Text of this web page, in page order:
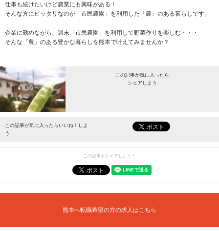
仕事も続けたいけど農業にも興味がある！
そんな方にピッタリなのが「市民農園」を利用した「農」のある暮らしです。
企業に勤めながら、週末「市民農園」を利用して野菜作りを楽しむ・・・
そんな「農」のある豊かな暮らしを熊本で叶えてみませんか？
この記事が気に入ったら
シェアしよう
最新情報をお届けします。
この記事が気に入ったらいいね！しよ
う
この記事をシェアしよう！
熊本へ転職希望の方の求人はこちら